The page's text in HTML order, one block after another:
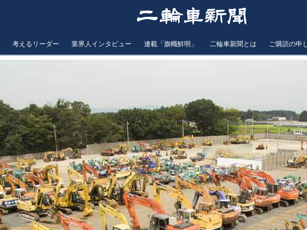
考えるリーダー 業界人インタビュー 連載「旗幟鮮明」 二輪車新聞とは ご購読の申